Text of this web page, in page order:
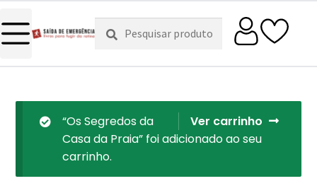
Pesquisar
por:
Pesquisa
Ver carrinho
“Os Segredos da
Casa da Praia” foi adicionado ao seu
carrinho.